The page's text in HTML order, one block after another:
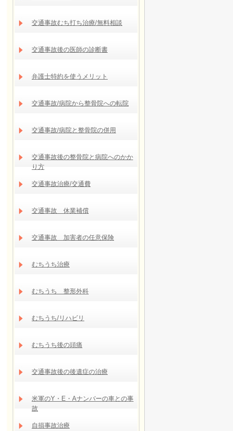
交通事故むち打ち治療/無料相談
交通事故後の医師の診断書
弁護士特約を使うメリット
交通事故/病院から整骨院への転院
交通事故/病院と整骨院の併用
交通事故後の整骨院と病院へのかか
り方
交通事故治療/交通費
交通事故 休業補償
交通事故 加害者の任意保険
むちうち治療
むちうち 整形外科
むちうち/リハビリ
むちうち後の頭痛
交通事故後の後遺症の治療
米軍のY・E・Aナンバーの車との事
故
自損事故治療